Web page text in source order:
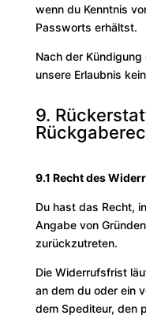
wenn du Kenntnis
Passworts erhältst.
Nach der
unsere Erlaubnis
9.
9.1 Recht des
Du hast das Recht,
Angabe von
zurückzutreten.
Die Widerrufsfrist
an dem du oder ein
dem Spediteur, den